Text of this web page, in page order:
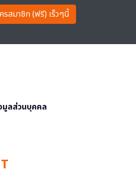
รสมาชิก (ฟรี) เร็วๆนี้
มูลส่วนบุคคล